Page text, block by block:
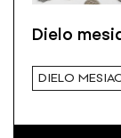
Dielo
DIELO